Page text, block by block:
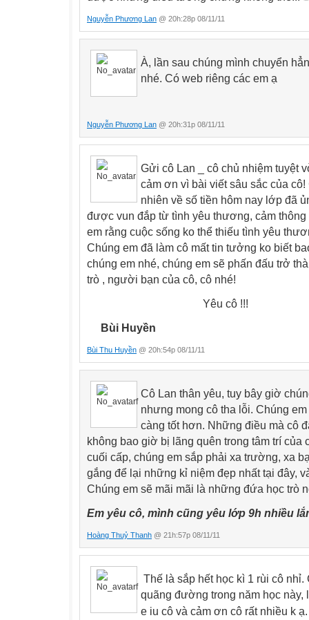
Nguyễn Phương Lan @ 20h:28p 08/11/11
À, lần sau chúng mình chuyển
nhé. Có web riêng các em ạ
Nguyễn Phương Lan @ 20h:31p 08/11/11
Gửi cô Lan _ cô chủ nhiệm tuyệt
cảm ơn vì bài viết sâu sắc của
nhiên về số tiền hôm nay lớp đã
được vun đắp từ tình yêu thương, cảm
em rằng cuộc sống ko thể thiếu tình yêu
Chúng em đã làm cô mất tin tưởng ko biết
chúng em nhé, chúng em sẽ phấn đấu trở
trò , người bạn của cô, cô nhé!
Yêu cô !!!
Bùi Huyền
Bùi Thu Huyền @ 20h:54p 08/11/11
Cô Lan thân yêu, tuy bây giờ
nhưng mong cô tha lỗi. Chúng
càng tốt hơn. Những điều mà cô
không bao giờ bị lãng quên trong tâm trí của
cuối cấp, chúng em sắp phải xa trường, xa
gắng để lại những kỉ niệm đẹp nhất tại đây,
Chúng em sẽ mãi mãi là những đứa học trò
Em yêu cô, mình cũng yêu lớp 9h nhiều
Hoàng Thuỷ Thanh @ 21h:57p 08/11/11
Thế là sắp hết học kì 1 rùi cô
quãng đường trong năm học này,
e iu cô và cảm ơn cô rất nhiều k